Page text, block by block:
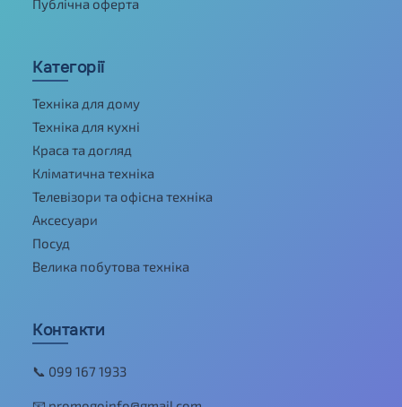
Категорії
Техніка для дому
Техніка для кухні
Краса та догляд
Кліматична техніка
Телевізори та офісна техніка
Аксесуари
Посуд
Велика побутова техніка
Контакти
📞 099 167 1933